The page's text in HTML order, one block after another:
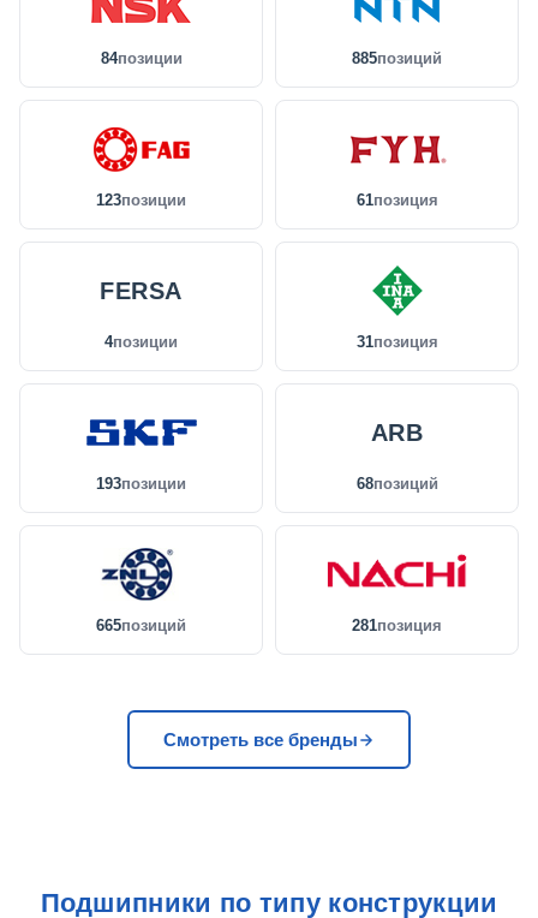
84позиции 885позиций
123позиции 61позиция
FERSA
4позиции 31позиция
193позиции
ARB
68позиций
665позиций 281позиция
Смотреть все бренды
Подшипники по типу конструкции